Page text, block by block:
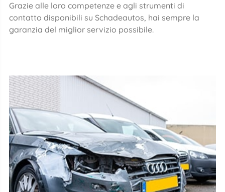
Grazie alle loro competenze e agli strumenti di
contatto disponibili su Schadeautos, hai sempre la
garanzia del miglior servizio possibile.